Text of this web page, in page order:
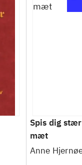
Spis dig
mæt
Anne